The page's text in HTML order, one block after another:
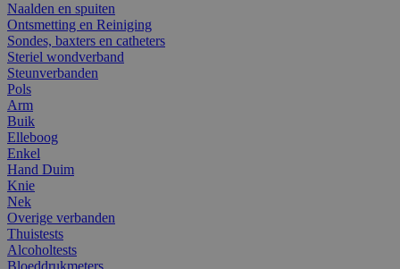
Naalden en spuiten
Ontsmetting en Reiniging
Sondes, baxters en catheters
Steriel wondverband
Steunverbanden
Pols
Arm
Buik
Elleboog
Enkel
Hand Duim
Knie
Nek
Overige verbanden
Thuistests
Alcoholtests
Bloeddrukmeters